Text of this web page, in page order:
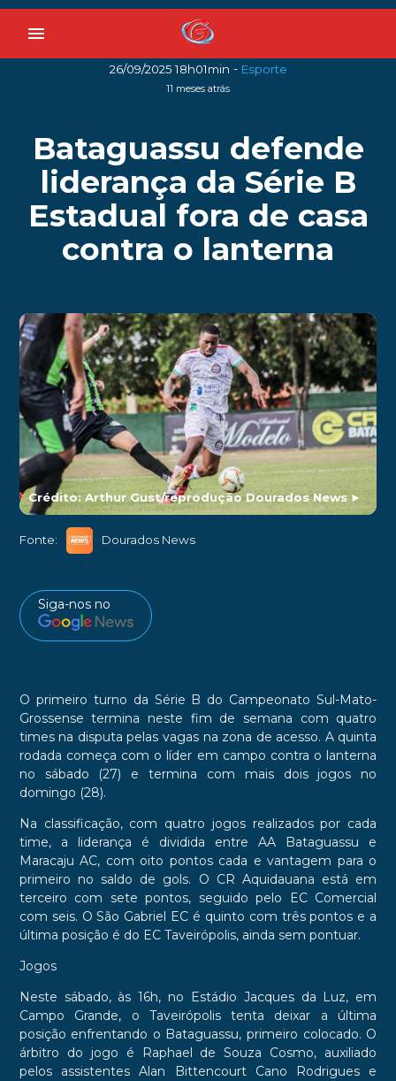
menu
26/09/2025 18h01min - Esporte
11 meses atrás
Bataguassu defende
liderança da Série B
Estadual fora de casa
contra o lanterna
Crédito: Arthur Gust/reprodução Dourados News►
Fonte: Dourados News
Siga-nos no
O primeiro turno da Série B do Campeonato Sul-Mato-
Grossense termina neste fim de semana com quatro
times na disputa pelas vagas na zona de acesso. A quinta
rodada começa com o líder em campo contra o lanterna
no sábado (27) e termina com mais dois jogos no
domingo (28).
Na classificação, com quatro jogos realizados por cada
time, a liderança é dividida entre AA Bataguassu e
Maracaju AC, com oito pontos cada e vantagem para o
primeiro no saldo de gols. O CR Aquidauana está em
terceiro com sete pontos, seguido pelo EC Comercial
com seis. O São Gabriel EC é quinto com três pontos e a
última posição é do EC Taveirópolis, ainda sem pontuar.
Jogos
Neste sábado, às 16h, no Estádio Jacques da Luz, em
Campo Grande, o Taveirópolis tenta deixar a última
posição enfrentando o Bataguassu, primeiro colocado. O
árbitro do jogo é Raphael de Souza Cosmo, auxiliado
pelos assistentes Alan Bittencourt Cano Rodrigues e